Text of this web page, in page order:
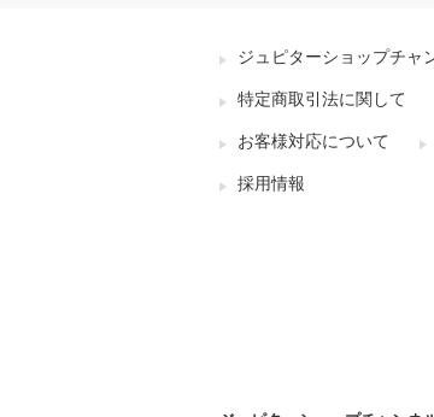
ジュピターショップチャ
特定商取引法に関して
お客様対応について
採用情報